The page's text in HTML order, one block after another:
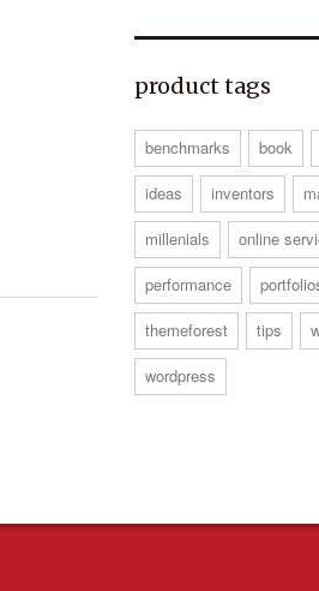
product tags
benchmarks book
ideas
inventors
millenials
online
performance
themeforest
tips
wordpress